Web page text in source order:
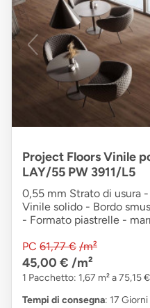
Project Floors Vinile
LAY/55 PW 3911/L5
0,55 mm Strato di usura
Vinile solido - Bordo
- Formato piastrelle -
PC 61,77 € /m²
45,00 € /m²
1 Pacchetto: 1,67 m² a 75,15 €
Tempi di consegna: 17 Giorni